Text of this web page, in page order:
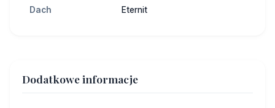
Dach Eternit
Dodatkowe informacje